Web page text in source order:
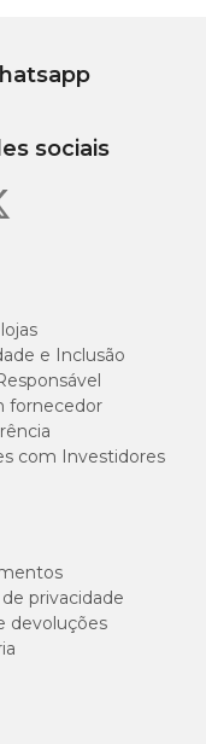
e Inclusão
fornecedor
com Investidores
privacidade
devoluções
sociais